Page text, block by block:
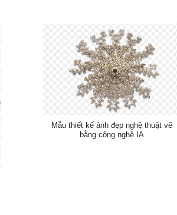
Mẫu thiết kế ảnh đẹp nghệ thuật vẽ
bằng công nghệ IA